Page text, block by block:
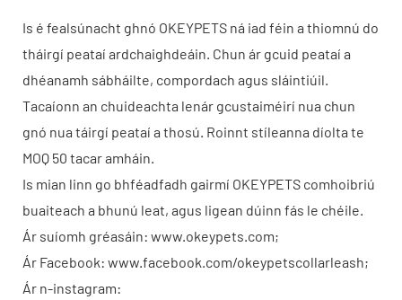
Is é fealsúnacht ghnó OKEYPETS ná iad féin a thiomnú do
tháirgí peataí ardchaighdeáin. Chun ár gcuid peataí a
dhéanamh sábháilte, compordach agus sláintiúil.
Tacaíonn an chuideachta lenár gcustaiméirí nua chun
gnó nua táirgí peataí a thosú. Roinnt stíleanna díolta te
MOQ 50 tacar amháin.
Is mian linn go bhféadfadh gairmí OKEYPETS comhoibriú
buaiteach a bhunú leat, agus ligean dúinn fás le chéile.
Ár suíomh gréasáin: www.okeypets.com;
Ár Facebook: www.facebook.com/okeypetscollarleash;
Ár n-instagram: